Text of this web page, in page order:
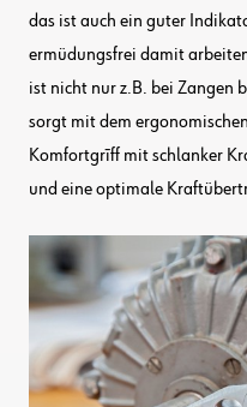
das ist auch ein guter
ermüdungsfrei damit
ist nicht nur z.B. bei Zangen
sorgt mit dem
Komfortgrīff mit schlanker
und eine optimale